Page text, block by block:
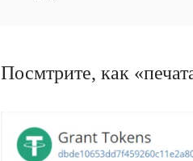
Посмтрите, как